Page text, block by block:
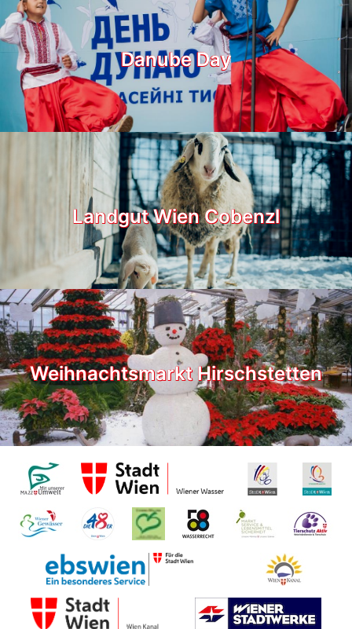
Danube Day
Landgut Wien Cobenzl
Weihnachtsmarkt Hirschstetten